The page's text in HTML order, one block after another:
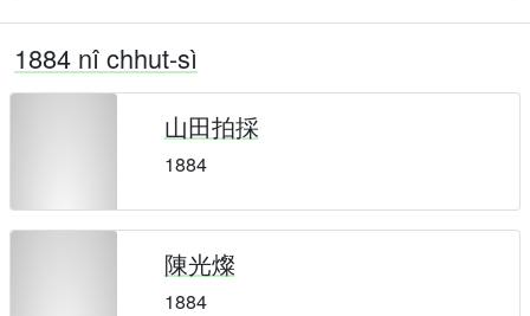
1884 nî chhut-sì
山田拍採
1884
陳光燦
1884